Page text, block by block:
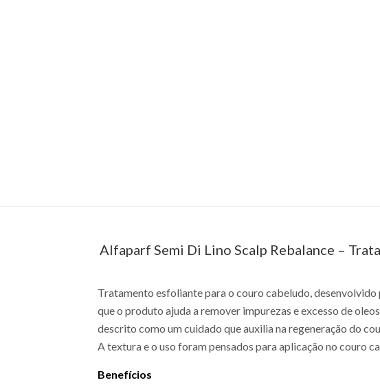
Alfaparf Semi Di Lino Scalp Rebalance –
Tratamento esfoliante para o couro cabeludo,
que o produto ajuda a remover impurezas e excesso de
descrito como um cuidado que auxilia na regeneração do
A textura e o uso foram pensados para aplicação no couro
Benefícios